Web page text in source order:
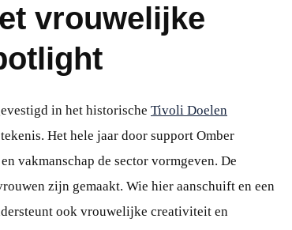
vrouwelijke
in het historische Tivoli Doelen
Het hele jaar door support Omber
vakmanschap de sector vormgeven. De
zijn gemaakt. Wie hier aanschuift en een
ook vrouwelijke creativiteit en